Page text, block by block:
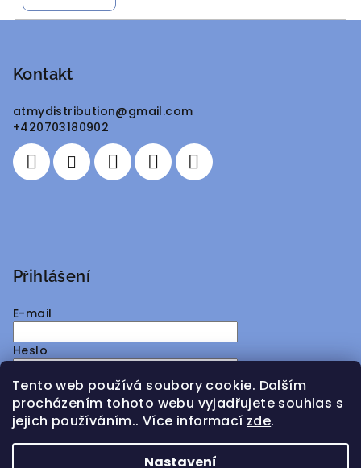
Tento web používá soubory cookie. Dalším
procházením tohoto webu vyjadřujete souhlas s
jejich používáním.. Více informací zde.
Nastavení
Kontakt
atmydistribution@gmail.com
+420703180902
Přihlášení
E-mail
Heslo
Přihlásit se
Nová registraceZapomenuté heslo